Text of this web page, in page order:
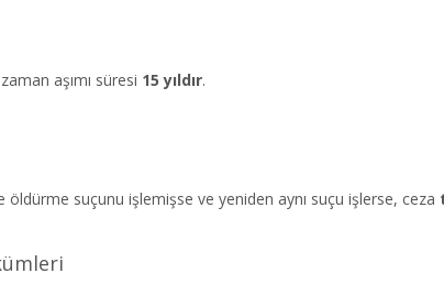
aşımı süresi 15 yıldır.
öldürme suçunu işlemişse ve yeniden aynı suçu işlerse, ceza